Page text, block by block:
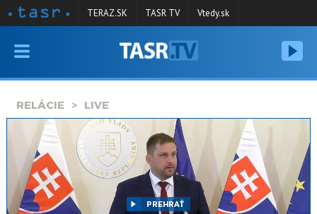
VYSIELANIE
SPRAVODAJSTVO
KONTAKT
ARCHÍV
TERAZ.SK TASR TV Vtedy.sk
RELÁCIE LIVE
PREHRAŤ